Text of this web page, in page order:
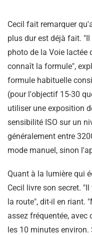
Cecil fait remarquer
plus dur est déjà fait.
photo de la Voie lactée
connaît la formule",
formule habituelle
(pour l'objectif 15-30
utiliser une exposition
sensibilité ISO sur un
généralement entre
mode manuel, sinon
Quant à la lumière qui
Cecil livre son secret.
la route", dit-il en riant.
assez fréquentée,
les 10 minutes